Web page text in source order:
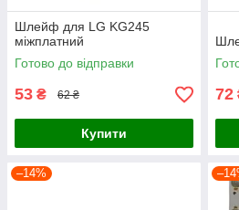
Шлейф для LG KG245
міжплатний
Готово до відправки
53 ₴ 62 ₴
Купити
72
–14%